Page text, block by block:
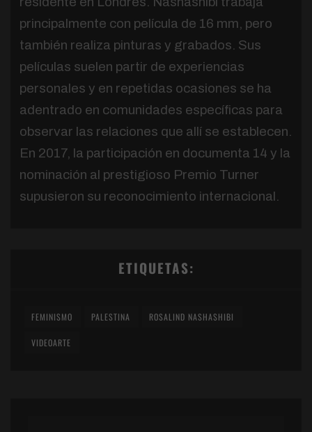
principalmente con película de 16 mm, pero
también realiza pinturas y grabados. Sus
películas suelen partir de experiencias
personales y en repetidas ocasiones se ha
adentrado en comunidades específicas para
observar las relaciones que allí se establecen.
En 2017, la participación en documenta 14 y la
nominación al prestigioso Premio Turner
supusieron su reconocimiento internacional.
ETIQUETAS:
FEMINISMO PALESTINA ROSALIND NASHASHIBI
VIDEOARTE